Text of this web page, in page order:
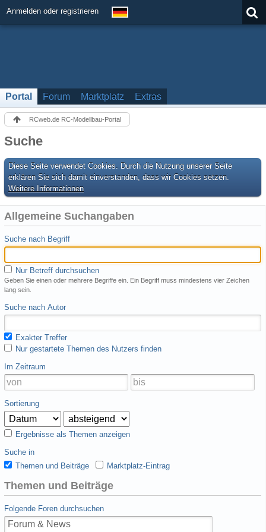
Anmelden oder registrieren
Portal Forum Marktplatz Extras
RCweb.de RC-Modellbau-Portal
Suche
Diese Seite verwendet Cookies. Durch die Nutzung unserer Seite
erklären Sie sich damit einverstanden, dass wir Cookies setzen.
Weitere Informationen
Allgemeine Suchangaben
Suche nach Begriff
Nur Betreff durchsuchen
Geben Sie einen oder mehrere Begriffe ein. Ein Begriff muss mindestens vier Zeichen
lang sein.
Suche nach Autor
Exakter Treffer
Nur gestartete Themen des Nutzers finden
Im Zeitraum
Sortierung
Ergebnisse als Themen anzeigen
Suche in
Themen und Beiträge
Marktplatz-Eintrag
Themen und Beiträge
Folgende Foren durchsuchen